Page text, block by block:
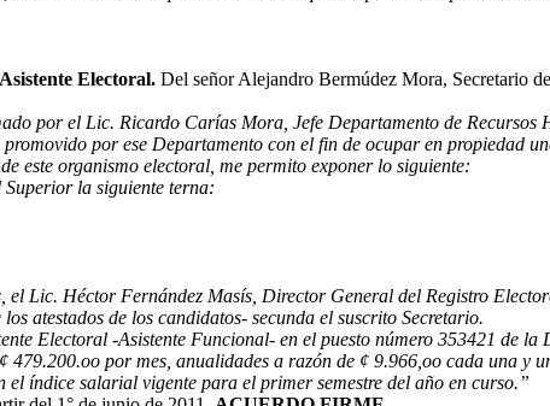
Electoral. Del señor Alejandro Bermúdez Mora, Secretario
por el Lic. Ricardo Carías Mora, Jefe Departamento de Recursos
por ese Departamento con el fin de ocupar en propiedad
este organismo electoral, me permito exponer lo siguiente:
Superior la siguiente terna:
Lic. Héctor Fernández Masís, Director General del Registro
atestados de los candidatos- secunda el suscrito Secretario.
Electoral -Asistente Funcional- en el puesto número 353421 de
por mes, anualidades a razón de ¢ 9.966,oo cada una y
índice salarial vigente para el primer semestre del año en curso.”